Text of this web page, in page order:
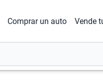
Comprar un auto Vende